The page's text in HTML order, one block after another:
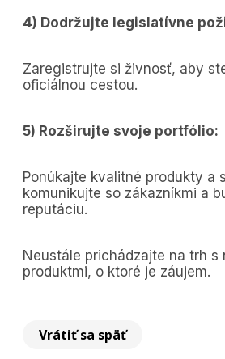
4) Dodržujte legislatívne
Zaregistrujte si živnosť, aby
oficiálnou cestou.
5) Rozširujte svoje portfólio:
Ponúkajte kvalitné produkty a
komunikujte so zákazníkmi a
reputáciu.
Neustále prichádzajte na trh s
produktmi, o ktoré je záujem.
Vrátiť sa späť